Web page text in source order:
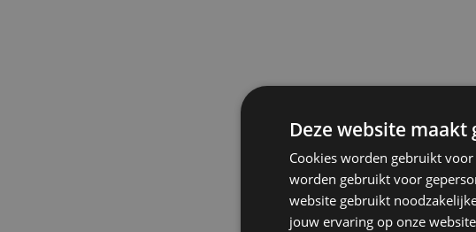
Deze website
Cookies worden gebruikt
worden gebruikt voor
website gebruikt
jouw ervaring op onze